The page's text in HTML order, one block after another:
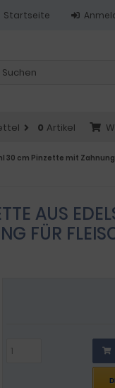
Startseite
0 Artikel
cm Pinzette mit
AUS
FÜR